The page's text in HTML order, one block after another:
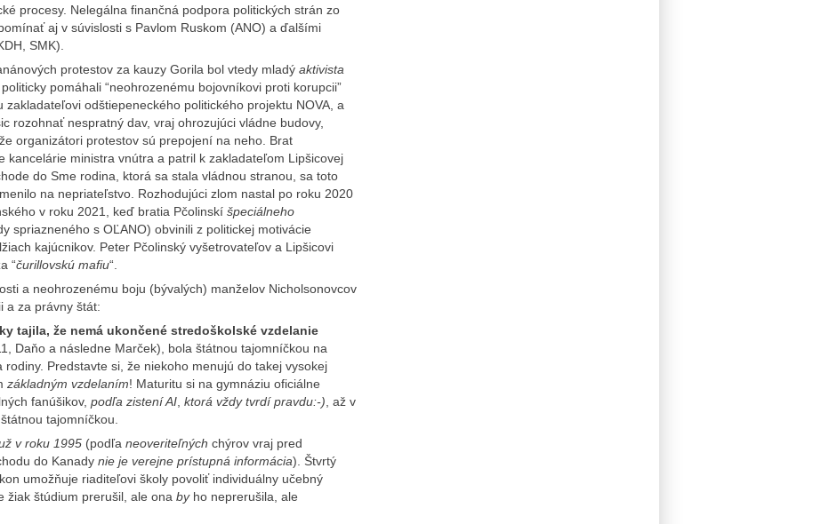
procesy. Nelegálna finančná podpora politických strán zo
aj v súvislosti s Pavlom Ruskom (ANO) a ďalšími
KDH, SMK).
protestov za kauzy Gorila bol vtedy mladý aktivista
pomáhali “neohrozenému bojovníkovi proti korupcii”
zakladateľovi odštiepeneckého politického projektu NOVA, a
rozohnať nespratný dav, vraj ohrozujúci vládne budovy,
organizátori protestov sú prepojení na neho. Brat
kancelárie ministra vnútra a patril k zakladateľom Lipšicovej
do Sme rodina, ktorá sa stala vládnou stranou, sa toto
na nepriateľstvo. Rozhodujúci zlom nastal po roku 2020
v roku 2021, keď bratia Pčolinskí špeciálneho
spriazneného s OĽANO) obvinili z politickej motivácie
kajúcnikov. Peter Pčolinský vyšetrovateľov a Lipšicovi
“čurillovskú mafiu“.
a neohrozenému boju (bývalých) manželov Nicholsonovcov
a za právny štát:
tajila, že nemá ukončené stredoškolské vzdelanie
Daňo a následne Marček), bola štátnou tajomníčkou na
Predstavte si, že niekoho menujú do takej vysokej
základným vzdelaním! Maturitu si na gymnáziu oficiálne
fanúšikov, podľa zistení AI, ktorá vždy tvrdí pravdu:-), až v
tajomníčkou.
v roku 1995 (podľa neoveriteľných chýrov vraj pred
do Kanady nie je verejne prístupná informácia). Štvrtý
umožňuje riaditeľovi školy povoliť individuálny učebný
žiak štúdium prerušil, ale ona byho neprerušila, ale